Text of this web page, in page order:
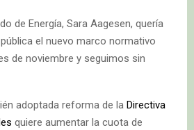
de Energía, Sara Aagesen, quería
el nuevo marco normativo
de noviembre y seguimos sin
adoptada reforma de la Directiva
quiere aumentar la cuota de